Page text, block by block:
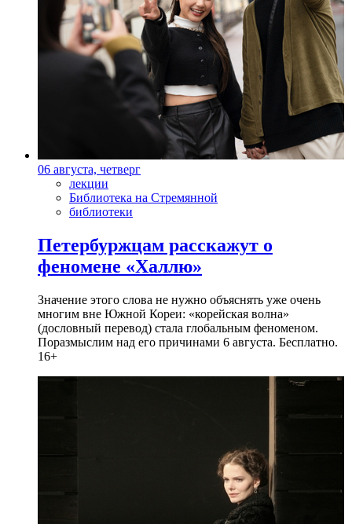
06 августа, четверг
лекции
Библиотека на Стремянной
библиотеки
Петербуржцам расскажут о
феномене «Халлю»
Значение этого слова не нужно объяснять уже очень
многим вне Южной Кореи: «корейская волна»
(дословный перевод) стала глобальным феноменом.
Поразмыслим над его причинами 6 августа. Бесплатно.
16+